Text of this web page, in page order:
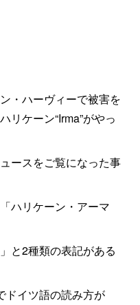
・ハーヴィーで被害を
リケーン“Irma”がやっ
ースをご覧になった事
ハリケーン・アーマ
と2種類の表記がある
ドイツ語の読み方が